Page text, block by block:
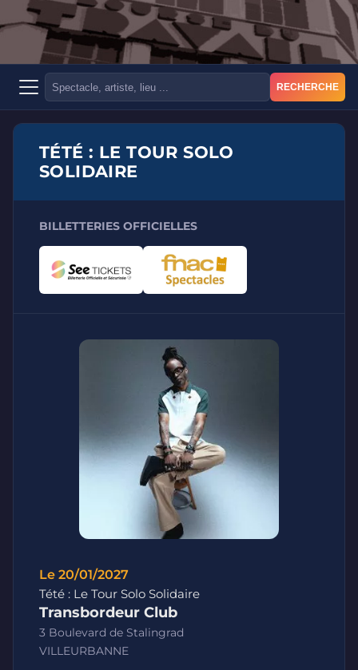
RECHERCHE
TÉTÉ : LE TOUR SOLO
SOLIDAIRE
BILLETTERIES OFFICIELLES
Le 20/01/2027
Tété : Le Tour Solo Solidaire
Transbordeur Club
3 Boulevard de Stalingrad
VILLEURBANNE